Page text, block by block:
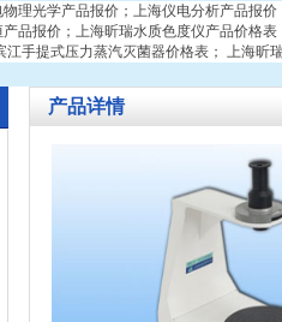
物理光学产品报价 ； 上海仪电分析产品报价
产品报价 ； 上海昕瑞水质色度仪产品价格表
江手提式压力蒸汽灭菌器价格表 ； 上海昕
产品详情